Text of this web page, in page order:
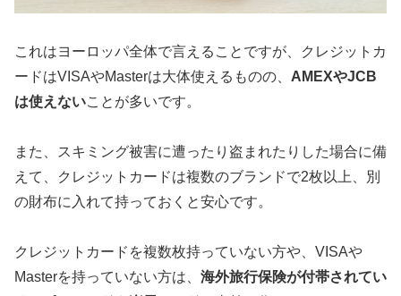
これはヨーロッパ全体で言えることですが、クレジットカ
ードはVISAやMasterは大体使えるものの、 AMEXやJCB
は使えないことが多いです。
また、スキミング被害に遭ったり盗まれたりした場合に備
えて、クレジットカードは複数のブランドで2枚以上、別
の財布に入れて持っておくと安心です。
クレジットカードを複数枚持っていない方や、VISAや
Masterを持っていない方は、 海外旅行保険が付帯されてい